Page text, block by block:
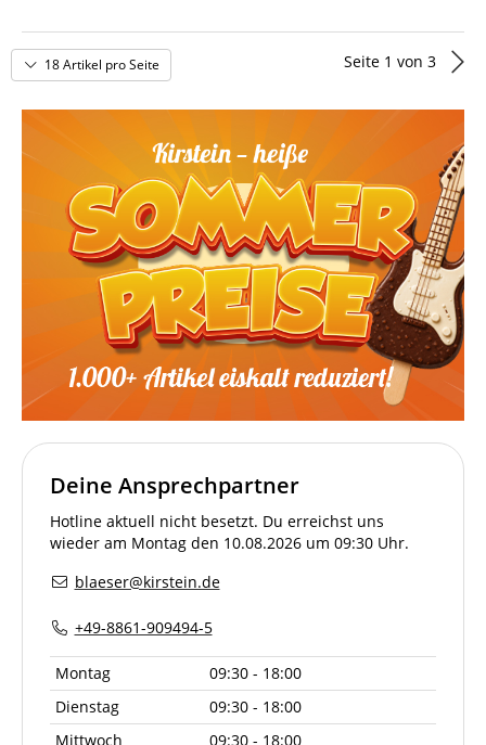
18 Artikel pro Seite Seite 1 von 3
Deine Ansprechpartner
Hotline aktuell nicht besetzt. Du erreichst uns
wieder am Montag den 10.08.2026 um 09:30 Uhr.
blaeser@kirstein.de
+49-8861-909494-5
Montag
09:30 - 18:00
Dienstag
09:30 - 18:00
Mittwoch
09:30 - 18:00